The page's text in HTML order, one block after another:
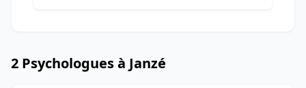
2 Psychologues à Janzé